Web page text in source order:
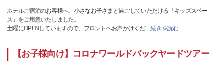
ホテルご宿泊のお客様へ、小さなお子さまと過ごしていただける「キッズスペー
ス」をご用意いたしました。
土曜にOPENしていますので、フロントへお声かけくだ…続きを読む
【お子様向け】コロナワールドバックヤードツアー